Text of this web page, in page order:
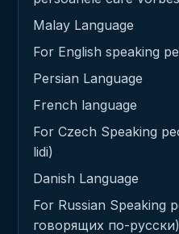
Malay Language
For English speaking
Persian Language
French language
For Czech Speaking
lidi)
Danish Language
For Russian Speaking
говорящих по-русски)